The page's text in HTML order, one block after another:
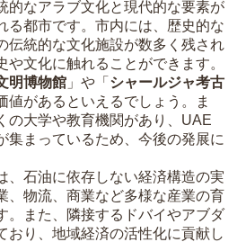
的なアラブ文化と現代的な要素が
る都市です。市内には、歴史的な
伝統的な文化施設が数多く残され
や文化に触れることができます。
明博物館 」や「 シャールジャ考古
値があるといえるでしょう。ま
の大学や教育機関があり、UAE
集まっているため、今後の発展に
、石油に依存しない経済構造の実
、物流、商業など多様な産業の育
。また、隣接するドバイやアブダ
おり、地域経済の活性化に貢献し